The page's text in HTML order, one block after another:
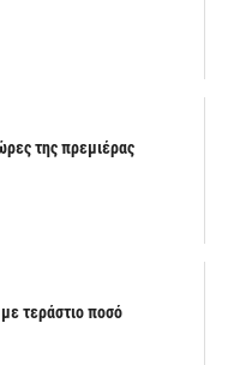
της πρεμιέρας
τεράστιο ποσό